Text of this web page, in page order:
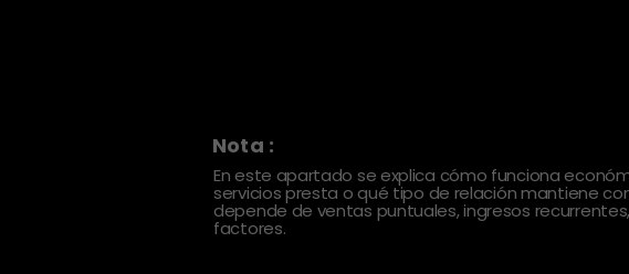
Nota :
En este apartado se explica cómo funciona
servicios presta o qué tipo de relación mantiene
depende de ventas puntuales, ingresos
factores.